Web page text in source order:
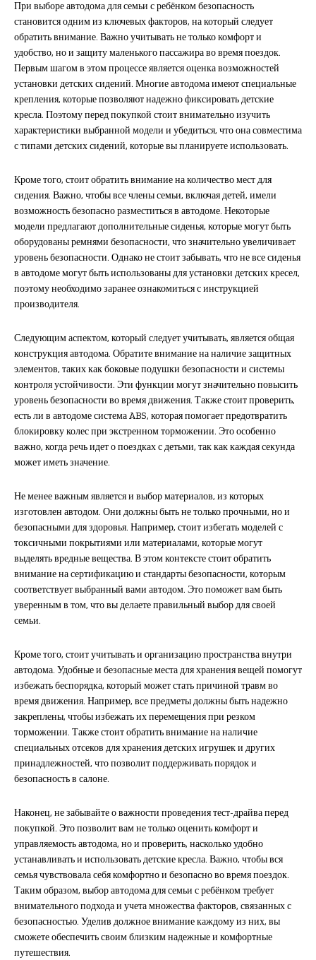
При выборе автодома для семьи с ребёнком безопасность
становится одним из ключевых факторов, на который следует
обратить внимание. Важно учитывать не только комфорт и
удобство, но и защиту маленького пассажира во время поездок.
Первым шагом в этом процессе является оценка возможностей
установки детских сидений. Многие автодома имеют специальные
крепления, которые позволяют надежно фиксировать детские
кресла. Поэтому перед покупкой стоит внимательно изучить
характеристики выбранной модели и убедиться, что она совместима
с типами детских сидений, которые вы планируете использовать.
Кроме того, стоит обратить внимание на количество мест для
сидения. Важно, чтобы все члены семьи, включая детей, имели
возможность безопасно разместиться в автодоме. Некоторые
модели предлагают дополнительные сиденья, которые могут быть
оборудованы ремнями безопасности, что значительно увеличивает
уровень безопасности. Однако не стоит забывать, что не все сиденья
в автодоме могут быть использованы для установки детских кресел,
поэтому необходимо заранее ознакомиться с инструкцией
производителя.
Следующим аспектом, который следует учитывать, является общая
конструкция автодома. Обратите внимание на наличие защитных
элементов, таких как боковые подушки безопасности и системы
контроля устойчивости. Эти функции могут значительно повысить
уровень безопасности во время движения. Также стоит проверить,
есть ли в автодоме система ABS, которая помогает предотвратить
блокировку колес при экстренном торможении. Это особенно
важно, когда речь идет о поездках с детьми, так как каждая секунда
может иметь значение.
Не менее важным является и выбор материалов, из которых
изготовлен автодом. Они должны быть не только прочными, но и
безопасными для здоровья. Например, стоит избегать моделей с
токсичными покрытиями или материалами, которые могут
выделять вредные вещества. В этом контексте стоит обратить
внимание на сертификацию и стандарты безопасности, которым
соответствует выбранный вами автодом. Это поможет вам быть
уверенным в том, что вы делаете правильный выбор для своей
семьи.
Кроме того, стоит учитывать и организацию пространства внутри
автодома. Удобные и безопасные места для хранения вещей помогут
избежать беспорядка, который может стать причиной травм во
время движения. Например, все предметы должны быть надежно
закреплены, чтобы избежать их перемещения при резком
торможении. Также стоит обратить внимание на наличие
специальных отсеков для хранения детских игрушек и других
принадлежностей, что позволит поддерживать порядок и
безопасность в салоне.
Наконец, не забывайте о важности проведения тест-драйва перед
покупкой. Это позволит вам не только оценить комфорт и
управляемость автодома, но и проверить, насколько удобно
устанавливать и использовать детские кресла. Важно, чтобы вся
семья чувствовала себя комфортно и безопасно во время поездок.
Таким образом, выбор автодома для семьи с ребёнком требует
внимательного подхода и учета множества факторов, связанных с
безопасностью. Уделив должное внимание каждому из них, вы
сможете обеспечить своим близким надежные и комфортные
путешествия.